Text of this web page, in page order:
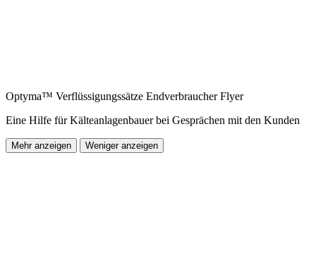
Optyma™ Verflüssigungssätze Endverbraucher Flyer
Eine Hilfe für Kälteanlagenbauer bei Gesprächen mit den Kunden
Mehr anzeigen Weniger anzeigen